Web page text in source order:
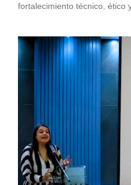
fortalecimiento técnico, ético